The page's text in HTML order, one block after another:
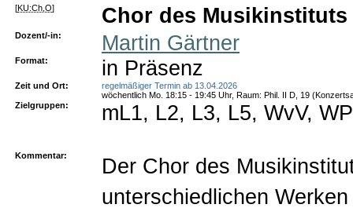
[KU:Ch,O] Chor des Musikinstituts
Dozent/-in: Martin Gärtner
Format: in Präsenz
Zeit und Ort:
regelmäßiger Termin ab 13.04.2026
wöchentlich Mo. 18:15 - 19:45 Uhr, Raum: Phil. II D, 19
Zielgruppen:
mL1, L2, L3, L5, WvV,
Kommentar:
Der Chor des
unterschiedlichen